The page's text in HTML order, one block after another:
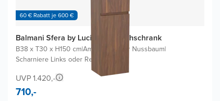
60 € Rabatt je 600 €
Balmani Sfera by Lucida Badhochschrank
B38 x T30 x H150 cm|Amerikanischer Nussbaum|
Scharniere Links oder Rechts
UVP 1.420,-
710,-